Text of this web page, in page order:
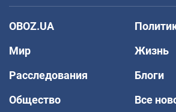
OBOZ.UA
Мир
Жизнь
Расследования
Блоги
Общество
Все